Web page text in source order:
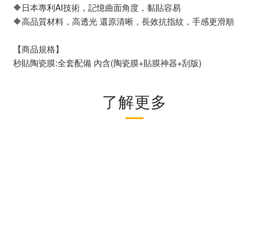
🔶日本專利AI技術，記憶曲面角度，黏貼容易
🔶高品質材料，高透光 還原清晰，長效抗指紋，手感更滑順
【商品規格】
秒貼陶瓷膜:全套配備 內含(陶瓷膜+貼膜神器+刮版)
了解更多